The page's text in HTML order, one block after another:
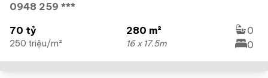
0948 259 ***
70 tỷ
250 triệu/m²
280 m²
16 x 17.5m
0
0